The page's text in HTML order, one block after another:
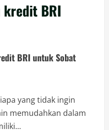
BRI
BRI untuk Sobat
yang tidak ingin
memudahkan dalam